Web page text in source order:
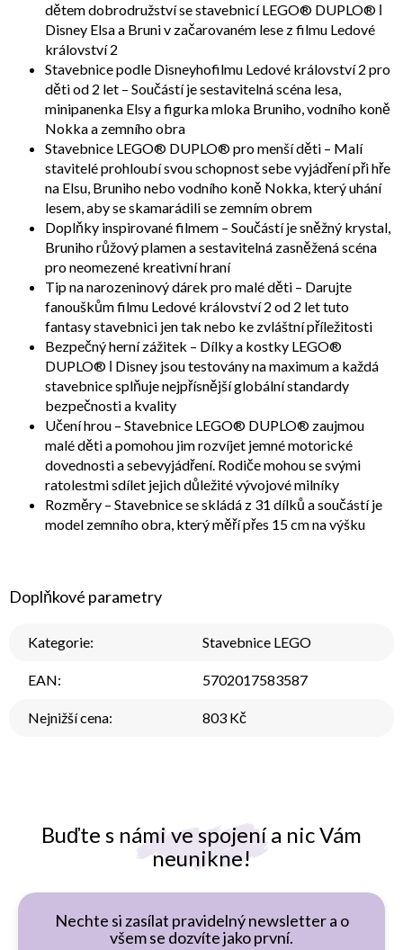
Buďte s námi ve spojení a nic Vám
neunikne!
Nechte si zasílat pravidelný newsletter a o
všem se dozvíte jako první.
dětem dobrodružství se stavebnicí LEGO® DUPLO® ǀ
Disney Elsa a Bruni v začarovaném lese z filmu Ledové
království 2
Stavebnice podle Disneyhofilmu Ledové království 2 pro
děti od 2 let – Součástí je sestavitelná scéna lesa,
minipanenka Elsy a figurka mloka Bruniho, vodního koně
Nokka a zemního obra
Stavebnice LEGO® DUPLO® pro menší děti – Malí
stavitelé prohloubí svou schopnost sebe vyjádření při hře
na Elsu, Bruniho nebo vodního koně Nokka, který uhání
lesem, aby se skamarádili se zemním obrem
Doplňky inspirované filmem – Součástí je sněžný krystal,
Bruniho růžový plamen a sestavitelná zasněžená scéna
pro neomezené kreativní hraní
Tip na narozeninový dárek pro malé děti – Darujte
fanouškům filmu Ledové království 2 od 2 let tuto
fantasy stavebnici jen tak nebo ke zvláštní příležitosti
Bezpečný herní zážitek – Dílky a kostky LEGO®
DUPLO® ǀ Disney jsou testovány na maximum a každá
stavebnice splňuje nejpřísnější globální standardy
bezpečnosti a kvality
Učení hrou – Stavebnice LEGO® DUPLO® zaujmou
malé děti a pomohou jim rozvíjet jemné motorické
dovednosti a sebevyjádření. Rodiče mohou se svými
ratolestmi sdílet jejich důležité vývojové milníky
Rozměry – Stavebnice se skládá z 31 dílků a součástí je
model zemního obra, který měří přes 15 cm na výšku
Doplňkové parametry
Kategorie: Stavebnice LEGO
EAN: 5702017583587
Nejnižší cena: 803 Kč